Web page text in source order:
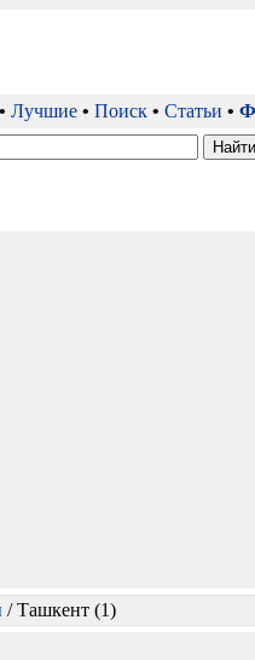
• Лучшие • Поиск • Статьи •
/ Ташкент (1)